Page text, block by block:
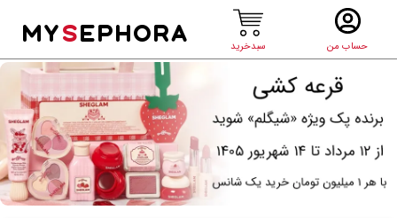
حساب من سبدخرید
MYSEPHORA